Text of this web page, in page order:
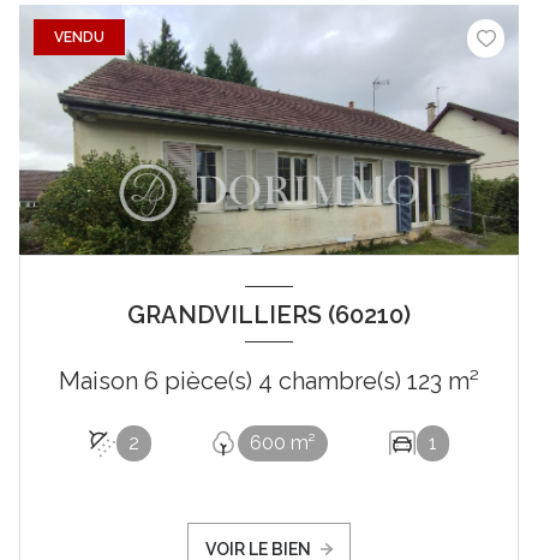
VENDU
GRANDVILLIERS (60210)
Maison 6 pièce(s) 4 chambre(s) 123 m²
2 600 m² 1
VOIR LE BIEN